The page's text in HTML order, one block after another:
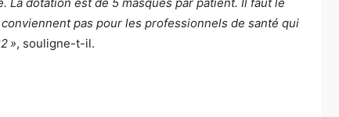
pas pour les professionnels de santé qui
», souligne-t-il.